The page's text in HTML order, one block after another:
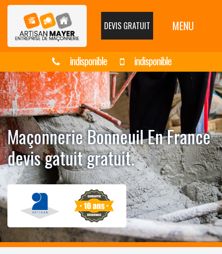
DEVIS GRATUIT MENU
indisponible indisponible
Maçonnerie Bonneuil En France
devis gatuit gratuit.